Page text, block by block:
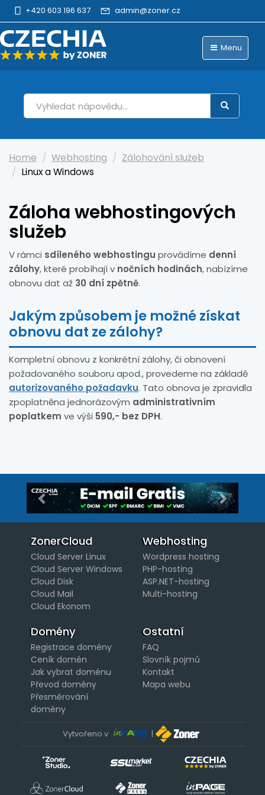
+420 603 196 637 admin@zoner.cz
Menu
Home Webhosting
Zálohování služeb
Linux a Windows
Záloha webhostingových
služeb
V rámci sdíleného webhostingu provádíme denní
zálohy, které probíhají v nočních hodinách, nabízíme
obnovu dat až 30 dní zpětně.
Jakým způsobem je možné získat
obnovu dat ze zálohy?
Kompletní obnovu z konkrétní zálohy, či obnovení
požadovaného souboru apod., provedeme na základě
autorizovaného požadavku. Tato obnova je zpravidla
zpoplatněna jednorázovým administrativním
poplatkem ve výši 590,- bez DPH.
Předchozí Další
ZonerCloud
Cloud Server Linux
Cloud Server Windows
Cloud Disk
Cloud Mail
Cloud Ekonom
Webhosting
Wordpress hosting
PHP-hosting
ASP.NET-hosting
Multi-hosting
Domény
Registrace domény
Ceník domén
Jak vybrat doménu
Převod domény
Přesměrování
domény
Ostatní
FAQ
Slovník pojmů
Kontakt
Mapa webu
Vytvořeno v |